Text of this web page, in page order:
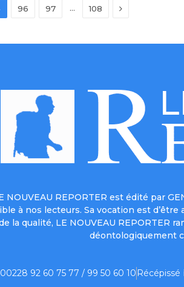
96 97 … 108 Next
NOUVEAU REPORTER est édité par
à nos lecteurs. Sa vocation est d’être
la qualité, LE NOUVEAU REPORTER
déontologiquement
00228 92 60 75 77 / 99 50 60 10 Récépissé